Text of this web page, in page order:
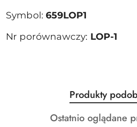
Symbol:659LOP1
Nr porównawczy: LOP-1
Pomiń karuzelę produktów
Produkty
o
statusie:
Produkty
Produkty
Ostatnio oglądane